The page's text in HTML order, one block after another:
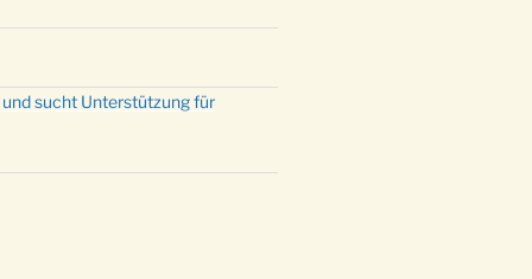
sucht Unterstützung für